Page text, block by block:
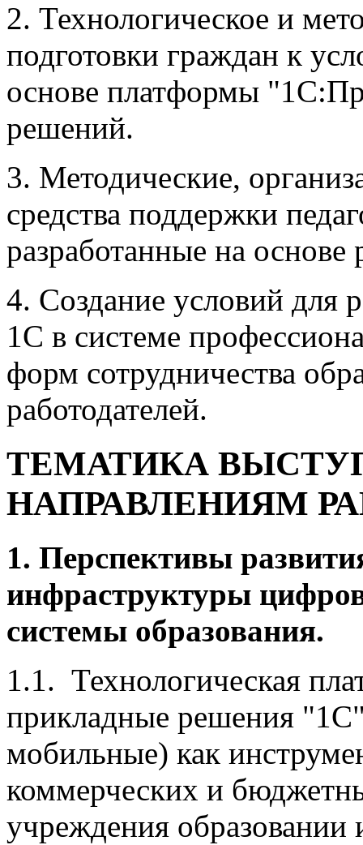
2. Технологическое и
подготовки граждан к
основе платформы
решений.
3. Методические,
средства поддержки
разработанные на
4. Создание условий для
1С в системе
форм сотрудничества
работодателей.
ТЕМАТИКА
НАПРАВЛЕНИЯМ
1. Перспективы
инфраструктуры
системы образования.
1.1. Технологическая
прикладные решения
мобильные) как
коммерческих и
учреждения образовании